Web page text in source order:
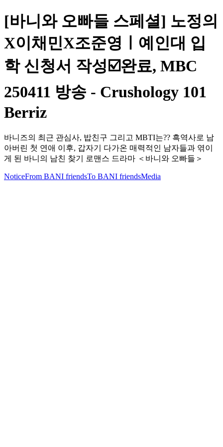
[바니와 오빠들 스페셜] 노정의
X이채민X조준영ㅣ예인대 입
학 신청서 작성☑️완료, MBC
250411 방송 - Crushology 101
Berriz
바니즈의 최근 관심사, 밥친구 그리고 MBTI는?? 흑역사로 남
아버린 첫 연애 이후, 갑자기 다가온 매력적인 남자들과 엮이
게 된 바니의 남친 찾기 로맨스 드라마 ＜바니와 오빠들＞
NoticeFrom BANI friendsTo BANI friendsMedia